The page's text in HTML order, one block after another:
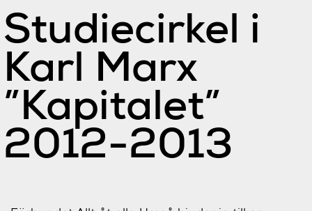
Studiecirkel i
Karl Marx
”Kapitalet”
2012-2013